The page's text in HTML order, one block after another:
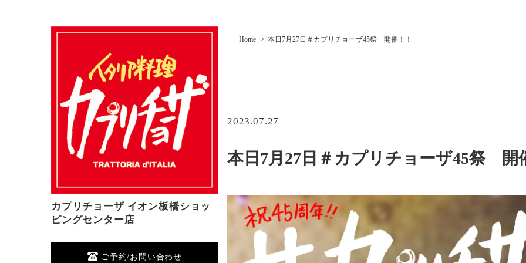
カプリチョーザ イオン板橋ショッ
ピングセンター店
ご予約/お問い合わせ
Home 本日7月27日＃カプリチョーザ45祭 開催！！
2023.07.27
本日7月27日＃カプリチョーザ45祭 開